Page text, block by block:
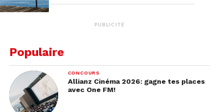
PUBLICITÉ
Populaire
CONCOURS
Allianz Cinéma 2026: gagne tes places
avec One FM!